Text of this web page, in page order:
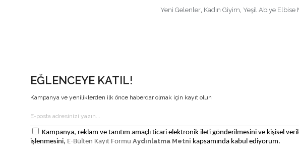
Yeni Gelenler, Kadın Giyim, Yeşil Abiye Elbise
EĞLENCEYE KATIL!
Kampanya ve yeniliklerden ilk önce haberdar olmak için kayıt olun
Kampanya, reklam ve tanıtım amaçlı ticari elektronik ileti gönderilmesini ve kişisel
işlenmesini, E-Bülten Kayıt Formu Aydınlatma Metni kapsamında kabul ediyorum.